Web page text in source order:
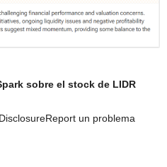
sobre el stock de LIDR
un problema